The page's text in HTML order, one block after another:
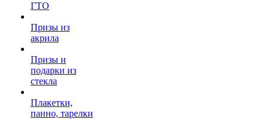
ГТО
Призы из
акрила
Призы и
подарки из
стекла
Плакетки,
панно, тарелки